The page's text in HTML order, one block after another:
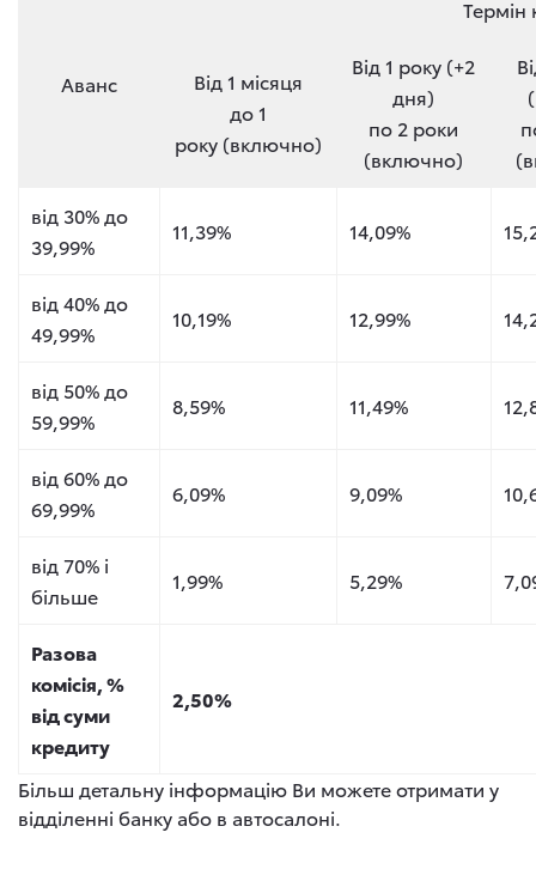
Аванс
Термін
Від 1 місяця
до 1
року (включно)
Від 1 року (+2
дня)
по 2 роки
(включно)
від 30% до
39,99%
11,39% 14,09%
від 40% до
49,99%
10,19% 12,99%
від 50% до
59,99%
8,59% 11,49%
від 60% до
69,99%
6,09% 9,09%
від 70% і
більше
1,99% 5,29%
Разова
комісія, %
від суми
кредиту​
2,50%
Більш детальну інформацію Ви можете отримати у
відділенні банку або в автосалоні.